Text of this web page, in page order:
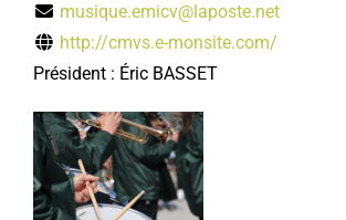
musique.emicv@laposte.net
http://cmvs.e-monsite.com/
Président : Éric BASSET